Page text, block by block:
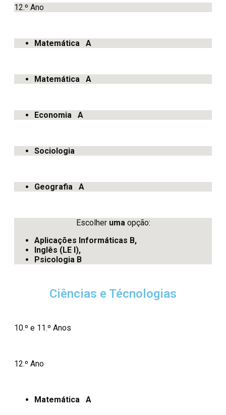
12.º Ano
Matemática A
Matemática A
Economia A
Sociologia
Geografia A
Escolher umaopção:
Aplicações Informáticas B,
Inglês (LE I),
Psicologia B
Ciências e Técnologias
10.º e 11.º Anos
12.º Ano
Matemática A